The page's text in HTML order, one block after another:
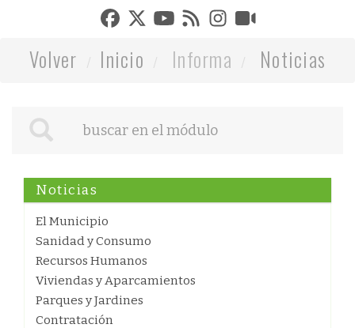
Volver Inicio Informa Noticias
Noticias
El Municipio
Sanidad y Consumo
Recursos Humanos
Viviendas y Aparcamientos
Parques y Jardines
Contratación